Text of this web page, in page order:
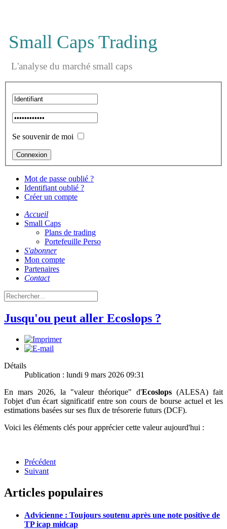
Small Caps Trading
L'analyse du marché small caps
Se souvenir de moi
Mot de passe oublié ?
Identifiant oublié ?
Créer un compte
Accueil
Small Caps
Plans de trading
Portefeuille Perso
S'abonner
Mon compte
Partenaires
Contact
Jusqu'ou peut aller Ecoslops ?
Détails
Publication : lundi 9 mars 2026 09:31
En mars 2026, la "valeur théorique" d'Ecoslops (ALESA) fait
l'objet d'un écart significatif entre son cours de bourse actuel et les
estimations basées sur ses flux de trésorerie futurs (DCF).
Voici les éléments clés pour apprécier cette valeur aujourd'hui :
Précédent
Suivant
Articles populaires
Advicienne : Toujours soutenu après une note positive de
TP icap midcap